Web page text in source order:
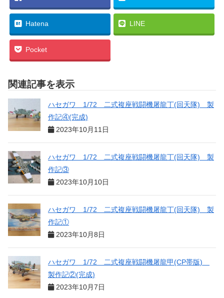
Hatena LINE
Pocket
関連記事を表示
ハセガワ 1/72 二式複座戦闘機屠龍丁(回天隊) 製
作記④(完成)
2023年10月11日
ハセガワ 1/72 二式複座戦闘機屠龍丁(回天隊) 製
作記③
2023年10月10日
ハセガワ 1/72 二式複座戦闘機屠龍丁(回天隊) 製
作記①
2023年10月8日
ハセガワ 1/72 二式複座戦闘機屠龍甲(CP帯版)
製作記②(完成)
2023年10月7日